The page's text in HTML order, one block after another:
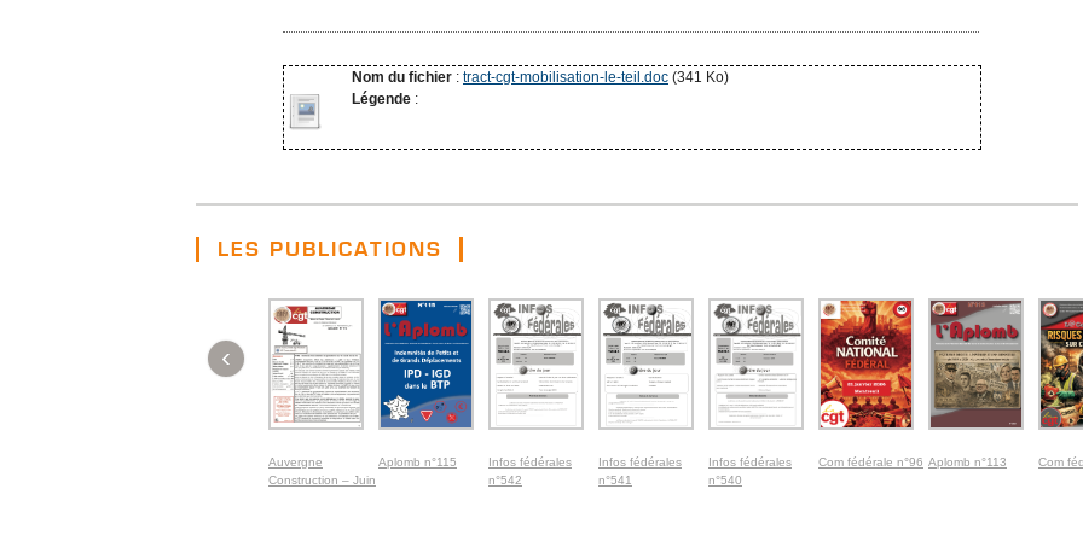
Nom du fichier : tract-cgt-mobilisation-le-teil.doc (341 Ko)
Légende :
LES PUBLICATIONS
Auvergne
Construction – Juin
Aplomb n°115
Infos fédérales
n°542
Infos fédérales
n°541
Infos fédérales
n°540
Com fédérale n°96 Aplomb n°113 Com
‹